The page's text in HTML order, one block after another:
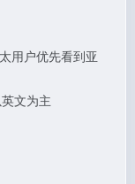
用户优先看到亚
文为主